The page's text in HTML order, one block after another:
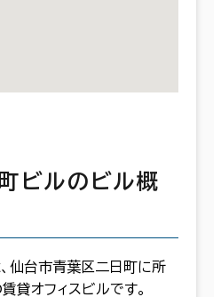
ビルのビル概
仙台市青葉区二日町に所
貸オフィスビルです。